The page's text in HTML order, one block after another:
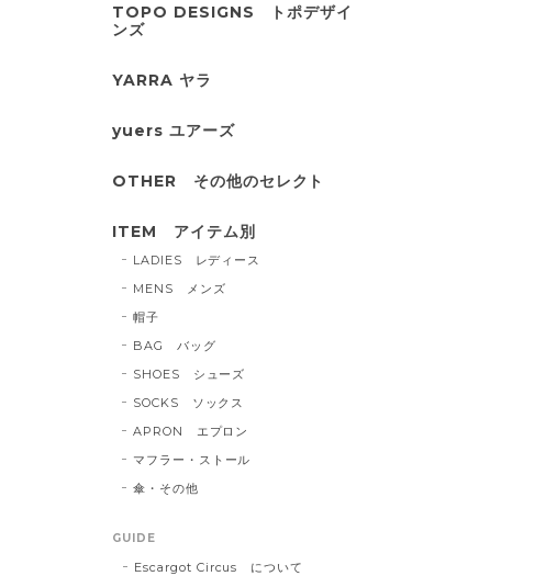
TOPO DESIGNS トポデザイ
ンズ
YARRA ヤラ
yuers ユアーズ
OTHER その他のセレクト
ITEM アイテム別
LADIES レディース
MENS メンズ
帽子
BAG バッグ
SHOES シューズ
SOCKS ソックス
APRON エプロン
マフラー・ストール
傘・その他
GUIDE
Escargot Circus について